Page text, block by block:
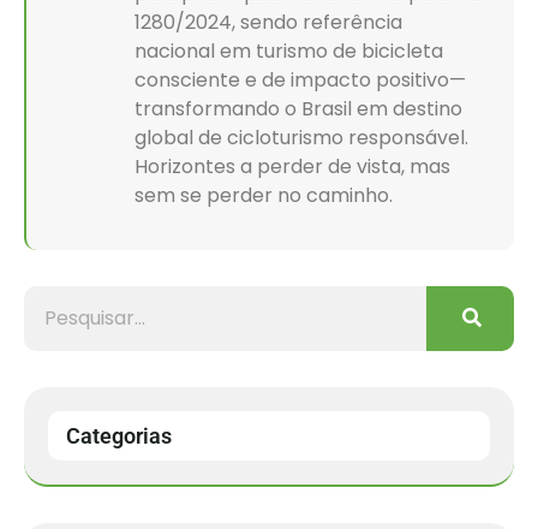
1280/2024, sendo referência
nacional em turismo de bicicleta
consciente e de impacto positivo—
transformando o Brasil em destino
global de cicloturismo responsável.
Horizontes a perder de vista, mas
sem se perder no caminho.
Categorias